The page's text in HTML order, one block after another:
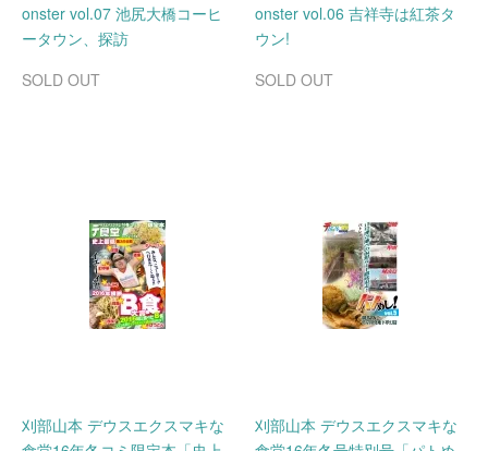
onster vol.07 池尻大橋コーヒ
ータウン、探訪
SOLD OUT
onster vol.06 吉祥寺は紅茶タ
ウン!
SOLD OUT
刈部山本 デウスエクスマキな
刈部山本 デウスエクスマキな